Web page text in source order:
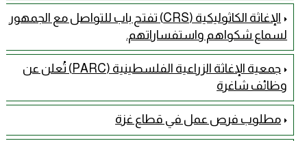
الإغاثة الكاثوليكية (CRS) تفتح باب للتواصل مع الجمهور
لسماع شكواهم واستفساراتهم.
جمعية الإغاثة الزراعية الفلسطينية (PARC) تُعلن عن
وظائف شاغرة
مطلوب فرص عمل في قطاع غزة